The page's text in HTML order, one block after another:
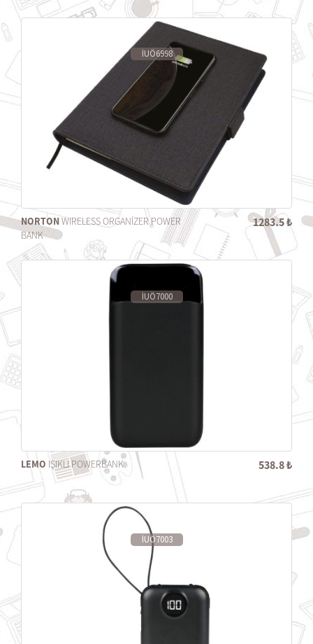
İUÖ6998
NORTONWIRELESS ORGANİZER POWER
BANK
1283.5 ₺
İUÖ7000
LEMO IŞIKLI POWERBANK 538.8 ₺
İUÖ7003